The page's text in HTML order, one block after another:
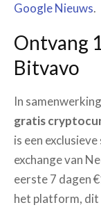
Google Nieuws.
Ontvang
Bitvavo
In
gratis
is een
exchange van
eerste 7 dagen
het platform, dit